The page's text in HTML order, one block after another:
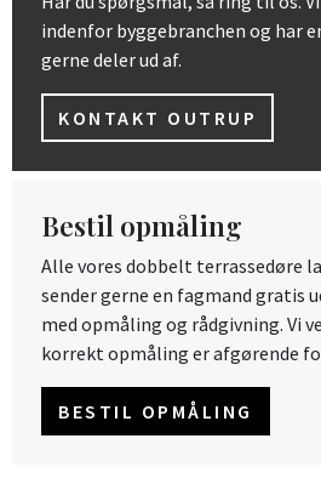
indenfor byggebranchen og har
gerne deler ud af.
KONTAKT OUTRUP
Bestil opmåling
Alle vores dobbelt terrassedøre
sender gerne en fagmand gratis
med opmåling og rådgivning. Vi
korrekt opmåling er afgørende
BESTIL OPMÅLING